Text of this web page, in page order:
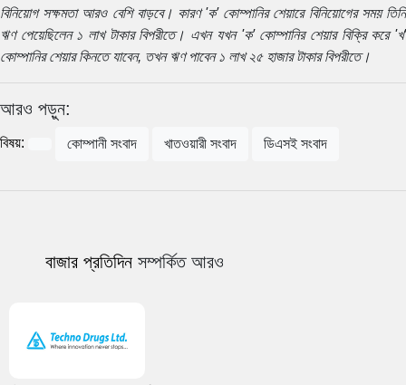
বিনিয়োগ সক্ষমতা আরও বেশি বাড়বে। কারণ 'ক' কোম্পানির শেয়ারে বিনিয়োগের সময় তিনি
ঋণ পেয়েছিলেন ১ লাখ টাকার বিপরীতে। এখন যখন 'ক' কোম্পানির শেয়ার বিক্রি করে 'খ'
কোম্পানির শেয়ার কিনতে যাবেন, তখন ঋণ পাবেন ১ লাখ ২৫ হাজার টাকার বিপরীতে।
আরও পড়ুন:
বিষয়: কোম্পানী সংবাদ খাতওয়ারী সংবাদ ডিএসই সংবাদ
বাজার প্রতিদিন সম্পর্কিত আরও